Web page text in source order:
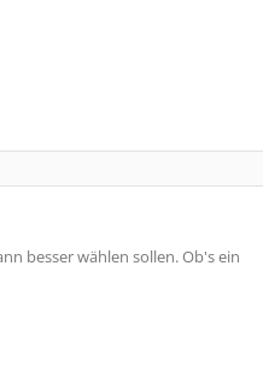
besser wählen sollen. Ob's ein